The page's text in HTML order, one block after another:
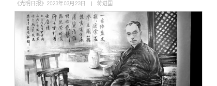
校友文苑
校友讲坛
校友视界
《光明日报》2023年03月23日
| 蒋进国